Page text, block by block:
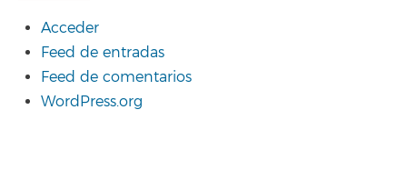
Acceder
Feed de entradas
Feed de comentarios
WordPress.org